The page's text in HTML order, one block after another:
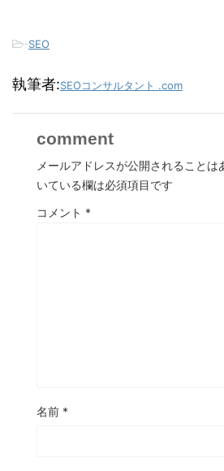
-SEO
執筆者:SEOコンサルタント .com
comment
メールアドレスが公開されることは
いている欄は必須項目です
コメント *
名前 *